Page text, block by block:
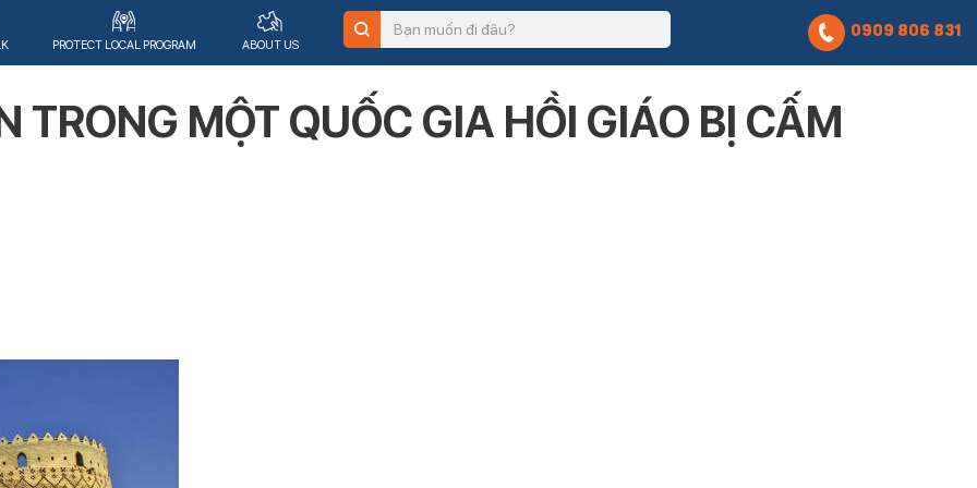
PROTECT LOCAL PROGRAM ABOUT US
0909 806 831
TRONG MỘT QUỐC GIA HỒI GIÁO BỊ CẤM